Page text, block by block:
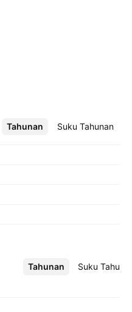
Tahunan Suku Tahunan
Lebih
Tahunan Suku
Lebih